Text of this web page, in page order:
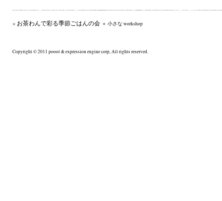
« お茶わんで彩る季節ごはんの会 ＋ 小さな workshop
Copyright © 2011 poool & expression engine corp, All rights reserved.